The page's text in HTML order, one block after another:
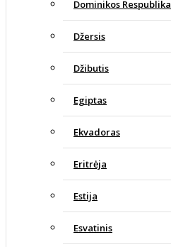
Dominikos Respublika
Džersis
Džibutis
Egiptas
Ekvadoras
Eritrėja
Estija
Esvatinis